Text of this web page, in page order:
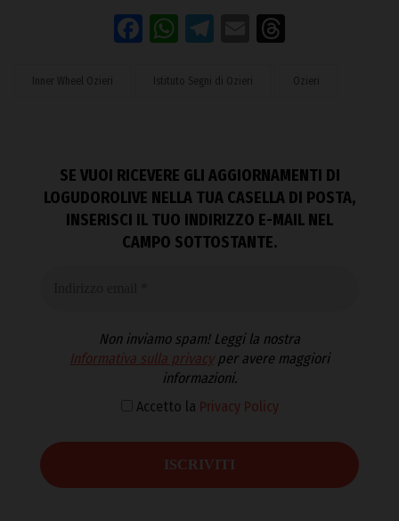
Facebook
WhatsApp
Telegram
Email
Inner Wheel Ozieri Istituto Segni di Ozieri Ozieri
SE VUOI RICEVERE GLI AGGIORNAMENTI DI
LOGUDOROLIVE NELLA TUA CASELLA DI POSTA,
INSERISCI IL TUO INDIRIZZO E-MAIL NEL
CAMPO SOTTOSTANTE.
Non inviamo spam! Leggi la nostra
Informativa sulla privacyper avere maggiori
informazioni.
Accetto la Privacy Policy